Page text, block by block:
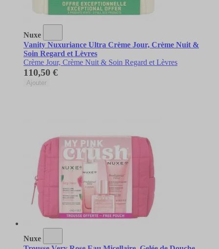
Nuxe
Vanity Nuxuriance Ultra Crème Jour, Crème Nuit &
Soin Regard et Lèvres
Crème Jour, Crème Nuit & Soin Regard et Lèvres
110,50 €
Ajouter
Nuxe